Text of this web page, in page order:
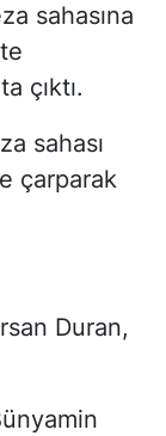
sahasına
çıktı.
sahası
çarparak
Duran,